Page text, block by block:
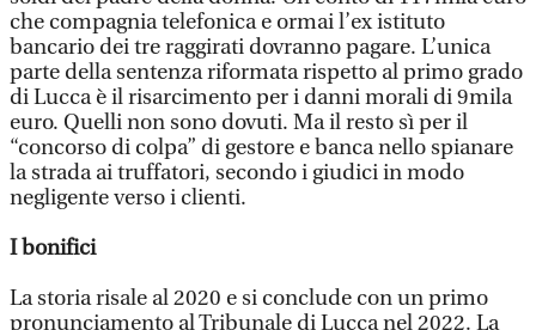
che compagnia telefonica e ormai l’ex istituto
bancario dei tre raggirati dovranno pagare. L’unica
parte della sentenza riformata rispetto al primo grado
di Lucca è il risarcimento per i danni morali di 9mila
euro. Quelli non sono dovuti. Ma il resto sì per il
“concorso di colpa” di gestore e banca nello spianare
la strada ai truffatori, secondo i giudici in modo
negligente verso i clienti.
I bonifici
La storia risale al 2020 e si conclude con un primo
pronunciamento al Tribunale di Lucca nel 2022. La